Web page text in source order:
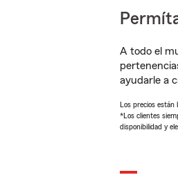
A todo el
ayudarle a
Los precios están
*Los clientes
disponibilidad y